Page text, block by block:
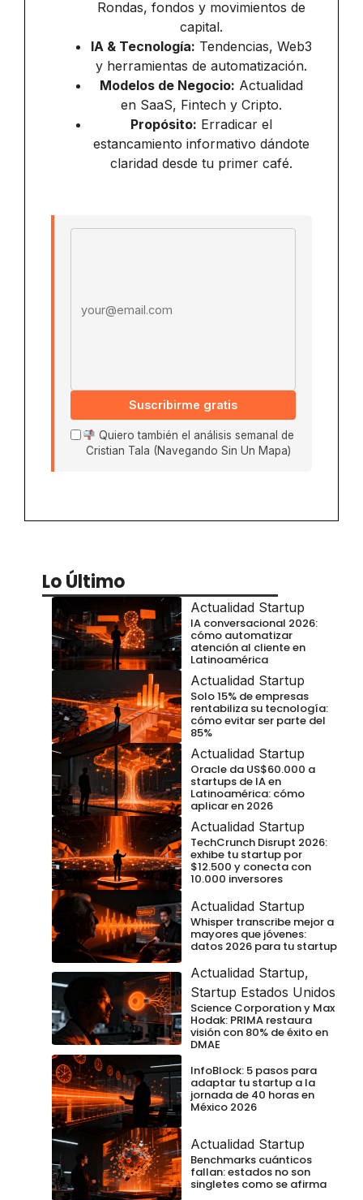
Rondas, fondos y movimientos de
capital.
IA & Tecnología: Tendencias, Web3
y herramientas de automatización.
Modelos de Negocio: Actualidad
en SaaS, Fintech y Cripto.
Propósito: Erradicar el
estancamiento informativo dándote
claridad desde tu primer café.
Suscribirme gratis
Quiero también el análisis semanal de
Cristian Tala (Navegando Sin Un Mapa)
Lo Último
Actualidad Startup
IA conversacional 2026:
cómo automatizar
atención al cliente en
Latinoamérica
Actualidad Startup
Solo 15% de empresas
rentabiliza su tecnología:
cómo evitar ser parte del
85%
Actualidad Startup
Oracle da US$60.000 a
startups de IA en
Latinoamérica: cómo
aplicar en 2026
Actualidad Startup
TechCrunch Disrupt 2026:
exhibe tu startup por
$12.500 y conecta con
10.000 inversores
Actualidad Startup
Whisper transcribe mejor a
mayores que jóvenes:
datos 2026 para tu startup
Actualidad Startup,
Startup Estados Unidos
Science Corporation y Max
Hodak: PRIMA restaura
visión con 80% de éxito en
DMAE
InfoBlock: 5 pasos para
adaptar tu startup a la
jornada de 40 horas en
México 2026
Actualidad Startup
Benchmarks cuánticos
fallan: estados no son
singletes como se afirma